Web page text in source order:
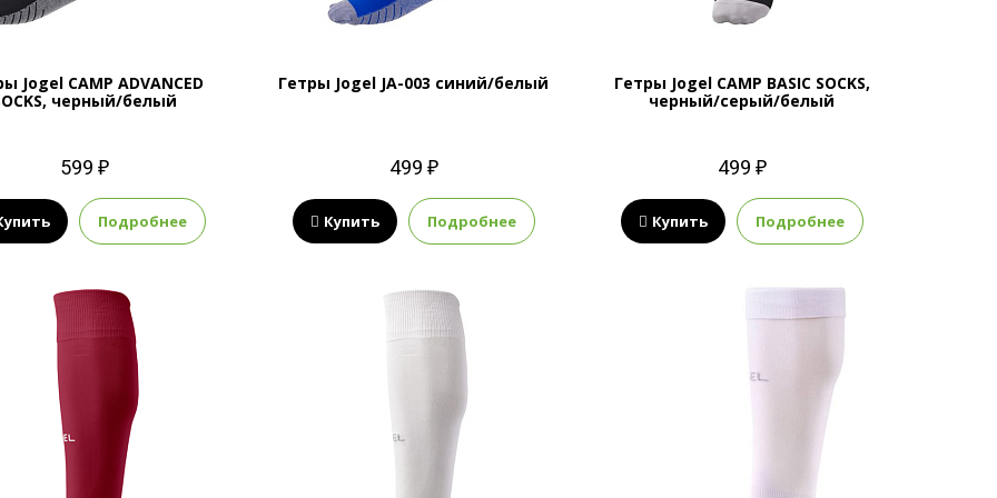
Jogel CAMP ADVANCED
черный/белый
599 ₽
Подробнее
Гетры Jogel JA-003 синий/белый
499 ₽
Купить Подробнее
Гетры Jogel CAMP BASIC SOCKS,
черный/серый/белый
499 ₽
Купить Подробнее